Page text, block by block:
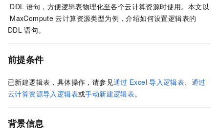
DDL 语句，方便逻辑表物理化至各个云计算资源时使用。本文以
MaxCompute 云计算资源类型为例，介绍如何设置逻辑表的
DDL 语句。
前提条件
已新建逻辑表，具体操作，请参见通过 Excel 导入逻辑表、 通过
云计算资源导入逻辑表或手动新建逻辑表。
背景信息